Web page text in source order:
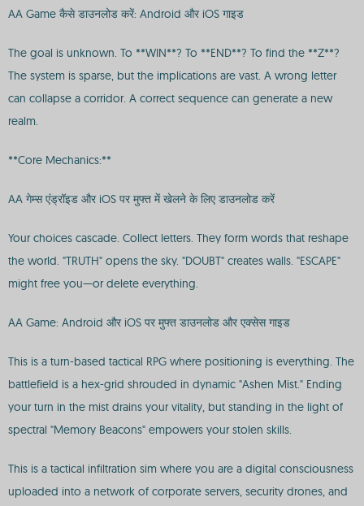
AA Game कैसे डाउनलोड करें: Android और iOS गाइड
The goal is unknown. To **WIN**? To **END**? To find the **Z**?
The system is sparse, but the implications are vast. A wrong letter
can collapse a corridor. A correct sequence can generate a new
realm.
**Core Mechanics:**
AA गेम्स एंड्रॉइड और iOS पर मुफ्त में खेलने के लिए डाउनलोड करें
Your choices cascade. Collect letters. They form words that reshape
the world. "TRUTH" opens the sky. "DOUBT" creates walls. "ESCAPE"
might free you—or delete everything.
AA Game: Android और iOS पर मुफ्त डाउनलोड और एक्सेस गाइड
This is a turn-based tactical RPG where positioning is everything. The
battlefield is a hex-grid shrouded in dynamic "Ashen Mist." Ending
your turn in the mist drains your vitality, but standing in the light of
spectral "Memory Beacons" empowers your stolen skills.
This is a tactical infiltration sim where you are a digital consciousness
uploaded into a network of corporate servers, security drones, and